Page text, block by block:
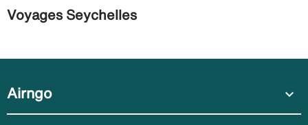
Voyages Seychelles
Airngo expand_more